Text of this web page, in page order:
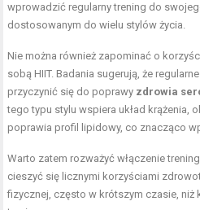
wprowadzić regularny trening do
dostosowanym do wielu stylów życia.
Nie można również zapominać o
sobą HIIT. Badania sugerują, że
przyczynić się do poprawy zdrowia
tego typu stylu wspiera układ krążenia,
poprawia profil lipidowy, co znacząco
Warto zatem rozważyć włączenie
cieszyć się licznymi korzyściami
fizycznej, często w krótszym czasie, niż